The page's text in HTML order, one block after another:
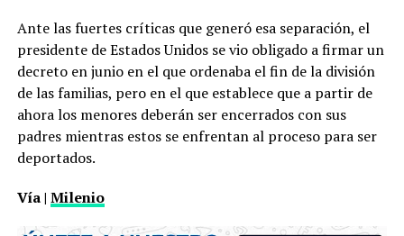
Ante las fuertes críticas que generó esa separación, el
presidente de Estados Unidos se vio obligado a firmar un
decreto en junio en el que ordenaba el fin de la división
de las familias, pero en el que establece que a partir de
ahora los menores deberán ser encerrados con sus
padres mientras estos se enfrentan al proceso para ser
deportados.
Vía | Milenio